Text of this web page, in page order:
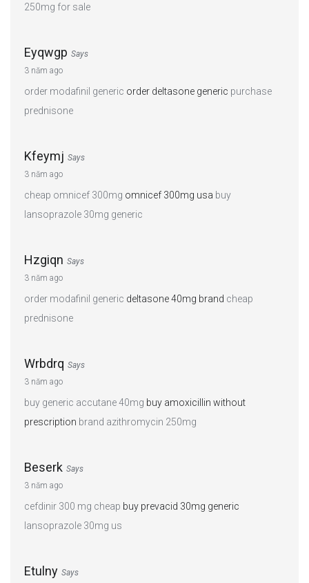
250mg for sale
Eyqwgp Says
3 năm ago
order modafinil generic order deltasone generic purchase
prednisone
Kfeymj Says
3 năm ago
cheap omnicef 300mg omnicef 300mg usa buy
lansoprazole 30mg generic
Hzgiqn Says
3 năm ago
order modafinil generic deltasone 40mg brand cheap
prednisone
Wrbdrq Says
3 năm ago
buy generic accutane 40mg buy amoxicillin without
prescription brand azithromycin 250mg
Beserk Says
3 năm ago
cefdinir 300 mg cheap buy prevacid 30mg generic
lansoprazole 30mg us
Etulny Says